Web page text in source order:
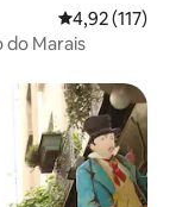
4,92 de uma
4,92 (117)
Marais